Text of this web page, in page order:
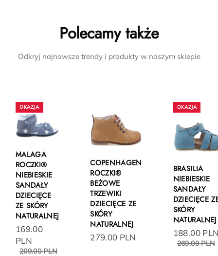
Polecamy także
Odkryj najnowsze trendy i produkty w naszym sklepie
MALAGA
ROCZKI®
NIEBIESKIE
SANDAŁY
DZIECIĘCE
ZE SKÓRY
NATURALNEJ
169.00
PLN
209.00 PLN
COPENHAGEN
ROCZKI®
BEŻOWE
TRZEWIKI
DZIECIĘCE ZE
SKÓRY
NATURALNEJ
279.00 PLN
BRASILIA
NIEBIESKIE
SANDAŁY
DZIECIĘCE
SKÓRY
NATURALNEJ
188.00
269.00 PLN